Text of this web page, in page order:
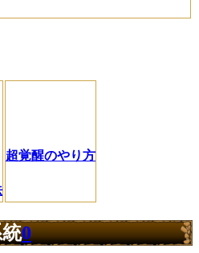
超覚醒のやり方
0